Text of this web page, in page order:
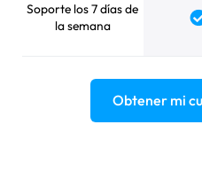
Soporte los 7 días de
la semana
Obtener mi